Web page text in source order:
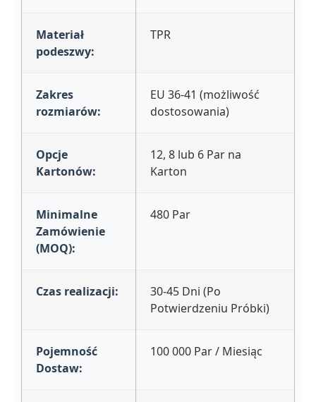
Materiał
podeszwy:
TPR
Zakres
rozmiarów:
EU 36-41 (możliwość
dostosowania)
Opcje
Kartonów:
12, 8 lub 6 Par na
Karton
Minimalne
Zamówienie
(MOQ):
480 Par
Czas realizacji:
30-45 Dni (Po
Potwierdzeniu Próbki)
Pojemność
Dostaw:
100 000 Par / Miesiąc